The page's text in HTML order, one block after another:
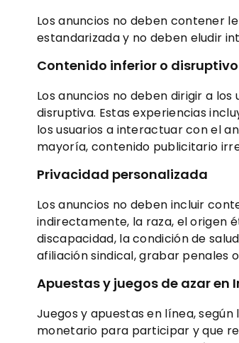
Los anuncios no deben contener
estandarizada y no deben eludir
Contenido inferior o disruptivo
Los anuncios no deben dirigir a
disruptiva. Estas experiencias
los usuarios a interactuar con el
mayoría, contenido publicitario
Privacidad personalizada
Los anuncios no deben incluir
indirectamente, la raza, el origen
discapacidad, la condición de
afiliación sindical, grabar penales
Apuestas y juegos de azar en
Juegos y apuestas en línea,
monetario para participar y que